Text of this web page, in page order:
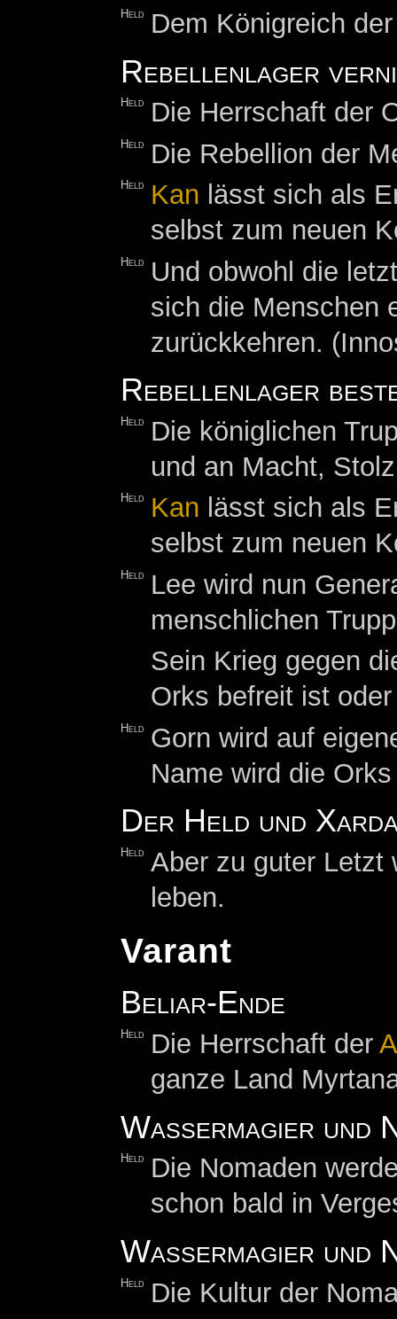
Held Dem Königreich
Rebellenlager
Held Die Herrschaft der
Held Die Rebellion der
Held Kan lässt sich als
selbst zum neuen
Held
Und obwohl die
sich die Menschen
zurückkehren.
Rebellenlager
Held
Die königlichen
und an Macht,
Held Kan lässt sich als
selbst zum neuen
Held
Lee wird nun
menschlichen
Sein Krieg gegen
Orks befreit ist
Held
Gorn wird auf
Name wird die
Der Held und
Held Aber zu guter Letzt
leben.
Varant
Beliar-Ende
Held Die Herrschaft der
ganze Land
Wassermagier und
Held
Die Nomaden
schon bald in
Wassermagier und
Held Die Kultur der